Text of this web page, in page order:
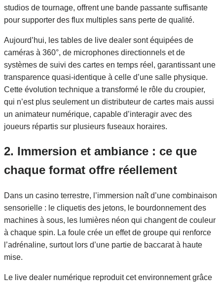
studios de tournage, offrent une bande passante suffisante
pour supporter des flux multiples sans perte de qualité.
Aujourd’hui, les tables de live dealer sont équipées de
caméras à 360°, de microphones directionnels et de
systèmes de suivi des cartes en temps réel, garantissant une
transparence quasi‑identique à celle d’une salle physique.
Cette évolution technique a transformé le rôle du croupier,
qui n’est plus seulement un distributeur de cartes mais aussi
un animateur numérique, capable d’interagir avec des
joueurs répartis sur plusieurs fuseaux horaires.
2. Immersion et ambiance : ce que
chaque format offre réellement
Dans un casino terrestre, l’immersion naît d’une combinaison
sensorielle : le cliquetis des jetons, le bourdonnement des
machines à sous, les lumières néon qui changent de couleur
à chaque spin. La foule crée un effet de groupe qui renforce
l’adrénaline, surtout lors d’une partie de baccarat à haute
mise.
Le live dealer numérique reproduit cet environnement grâce